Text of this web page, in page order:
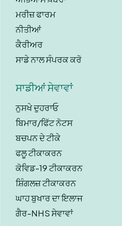
ਮਰੀਜ਼ ਫਾਰਮ
ਨੀਤੀਆਂ
ਕੈਰੀਅਰ
ਸਾਡੇ ਨਾਲ ਸੰਪਰਕ ਕਰੋ
ਸਾਡੀਆਂ ਸੇਵਾਵਾਂ
ਨੁਸਖੇ ਦੁਹਰਾਓ
ਬਿਮਾਰ/ਫਿੱਟ ਨੋਟਸ
ਬਚਪਨ ਦੇ ਟੀਕੇ
ਫਲੂ ਟੀਕਾਕਰਨ
ਕੋਵਿਡ-19 ਟੀਕਾਕਰਨ
ਸ਼ਿੰਗਲਜ਼ ਟੀਕਾਕਰਨ
ਘਾਹ ਬੁਖਾਰ ਦਾ ਇਲਾਜ
ਗੈਰ-NHS ਸੇਵਾਵਾਂ